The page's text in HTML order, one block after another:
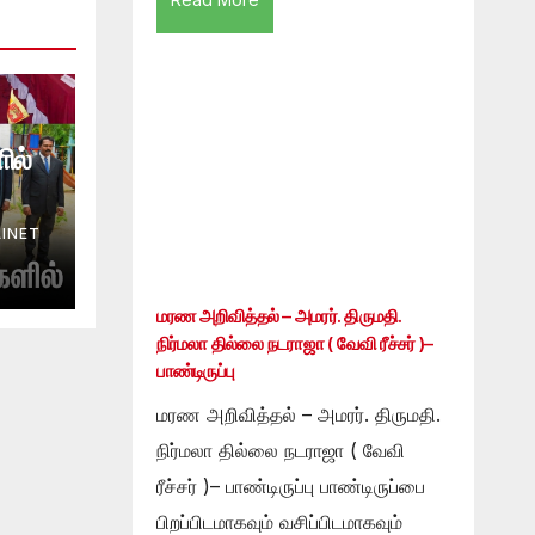
மரண அறிவித்தல் – அமரர். திருமதி.
நிர்மலா தில்லை நடராஜா ( வேவி ரீச்சர் )–
பாண்டிருப்பு
மரண அறிவித்தல் – அமரர். திருமதி.
நிர்மலா தில்லை நடராஜா ( வேவி
ரீச்சர் )– பாண்டிருப்பு பாண்டிருப்பை
பிறப்பிடமாகவும் வசிப்பிடமாகவும்